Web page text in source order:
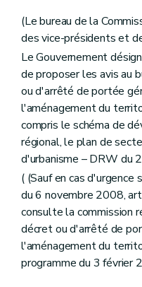
Chapitre III
Art. 188
Art. 189
Art. 190
Art. 191
Titre II De la
Chapitre
Section
Art. 192
Section 2
Art. 193
Art. 194
Art. 195
Section 3
Art. 196
Art. 197
Art. 198
Art. 199
Art. 200
Art. 201
(Le bureau de la
des vice-présidents et
Le Gouvernement
de proposer les avis au
ou d'arrêté de portée
l'aménagement du
compris le schéma de
régional, le plan de
d'urbanisme – DRW du
( (Sauf en cas
du 6 novembre 2008,
consulte la commission
décret ou d'arrêté de
l'aménagement du
programme du 3 février